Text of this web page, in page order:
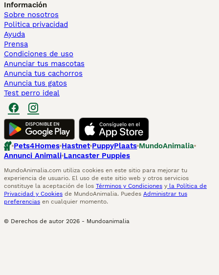
Información
Sobre nosotros
Politica privacidad
Ayuda
Prensa
Condiciones de uso
Anunciar tus mascotas
Anuncia tus cachorros
Anuncia tus gatos
Test perro ideal
Pets4Homes Hastnet PuppyPlaats MundoAnimalia
Annunci Animali Lancaster Puppies
MundoAnimalia.com utiliza cookies en este sitio para mejorar tu
experiencia de usuario. El uso de este sitio web y otros servicios
constituye la aceptación de los Términos y Condiciones y la Política de
Privacidad y Cookies de MundoAnimalia. Puedes Administrar tus
preferencias en cualquier momento.
© Derechos de autor 2026 - Mundoanimalia